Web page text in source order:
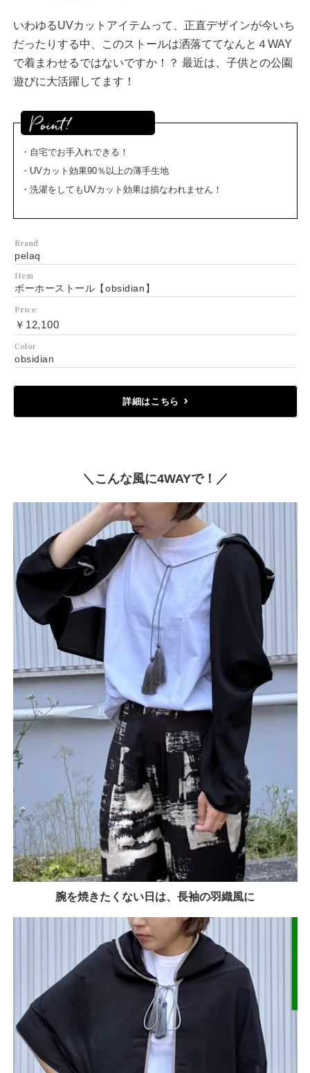
いわゆるUVカットアイテムって、正直デザインが今いち
だったりする中、このストールは洒落ててなんと４WAY
で着まわせるではないですか！？ 最近は、子供との公園
遊びに大活躍してます！
・自宅でお手入れできる！
・UVカット効果90％以上の薄手生地
・洗濯をしてもUVカット効果は損なわれません！
Brand
pelaq
Item
ボーホーストール【obsidian】
Price
￥12,100
Color
obsidian
詳細はこちら
＼こんな風に4WAYで！／
腕を焼きたくない日は、長袖の羽織風に